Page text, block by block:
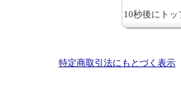
10秒後にト
特定商取引法にもとづく表示